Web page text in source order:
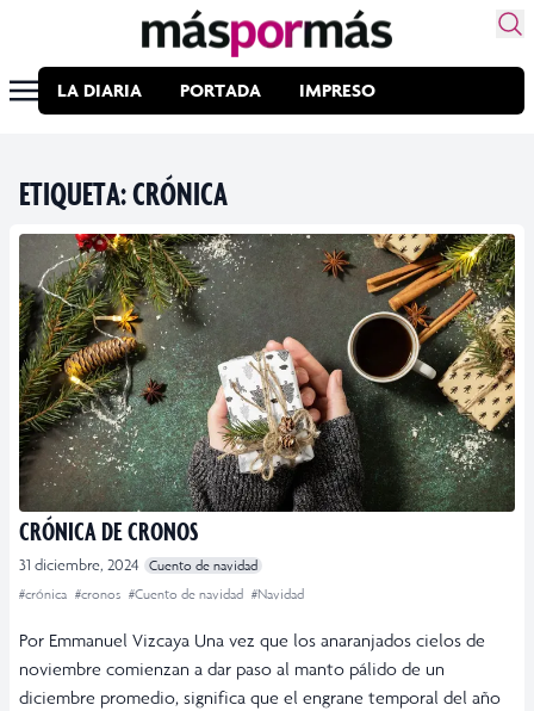
LA DIARIA PORTADA IMPRESO
ETIQUETA:CRÓNICA
CRÓNICA DE CRONOS
31 diciembre, 2024
Cuento de navidad
#crónica #cronos #Cuento de navidad #Navidad
Por Emmanuel Vizcaya Una vez que los anaranjados cielos de
noviembre comienzan a dar paso al manto pálido de un
diciembre promedio, significa que el engrane temporal del año